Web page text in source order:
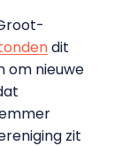
dit
om nieuwe
zit